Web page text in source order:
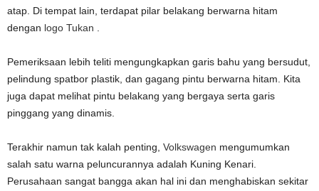
atap. Di tempat lain, terdapat pilar belakang berwarna hitam
dengan logo Tukan
Pemeriksaan lebih teliti mengungkapkan garis bahu yang bersudut,
pelindung spatbor plastik, dan gagang pintu berwarna hitam. Kita
juga dapat melihat pintu belakang yang bergaya serta garis
pinggang yang dinamis.
Terakhir namun tak kalah penting, Volkswagen mengumumkan
salah satu warna peluncurannya adalah Kuning Kenari.
Perusahaan sangat bangga akan hal ini dan menghabiskan sekitar